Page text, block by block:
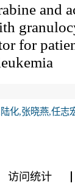
and
for
化,张晓燕,任志
访问统计